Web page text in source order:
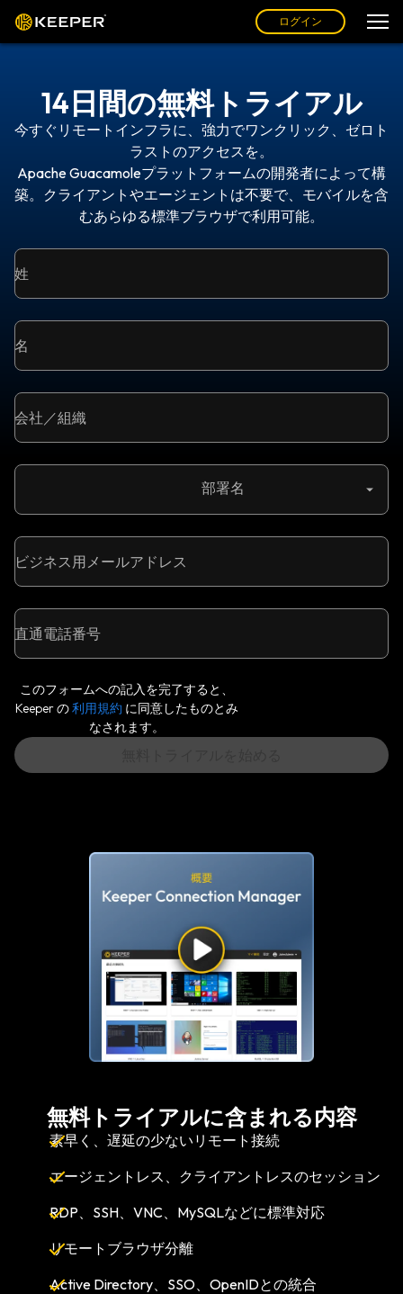
ログイン
14日間の無料トライアル
今すぐリモートインフラに、強力でワンクリック、ゼロト
ラストのアクセスを。
Apache Guacamoleプラットフォームの開発者によって構
築。クライアントやエージェントは不要で、モバイルを含
むあらゆる標準ブラウザで利用可能。
姓
名
会社／組織
部署名
ビジネス用メールアドレス
直通電話番号
このフォームへの記入を完了すると、
Keeper の利用規約 に同意したものとみ
なされます。
無料トライアルに含まれる内容
素早く、遅延の少ないリモート接続
エージェントレス、クライアントレスのセッション
RDP、SSH、VNC、MySQLなどに標準対応
リモートブラウザ分離
Active Directory、SSO、OpenIDとの統合